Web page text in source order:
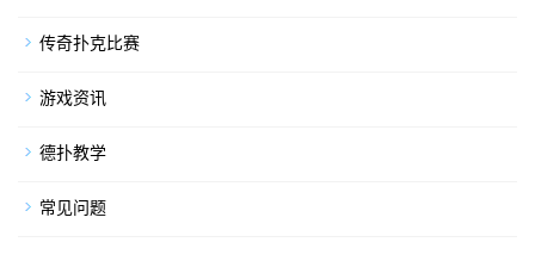
传奇扑克比赛
游戏资讯
德扑教学
常见问题